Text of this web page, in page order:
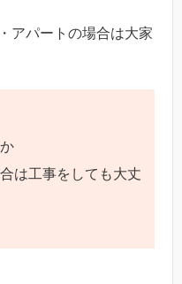
アパートの場合は大家
は工事をしても大丈